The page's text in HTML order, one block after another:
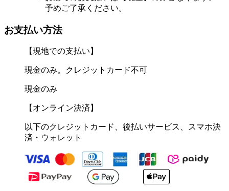
予めご了承ください。
お支払い方法
【現地での支払い】
現金のみ。クレジットカード不可
現金のみ
【オンライン決済】
以下のクレジットカード、後払いサービス、スマホ決
済・ウォレット